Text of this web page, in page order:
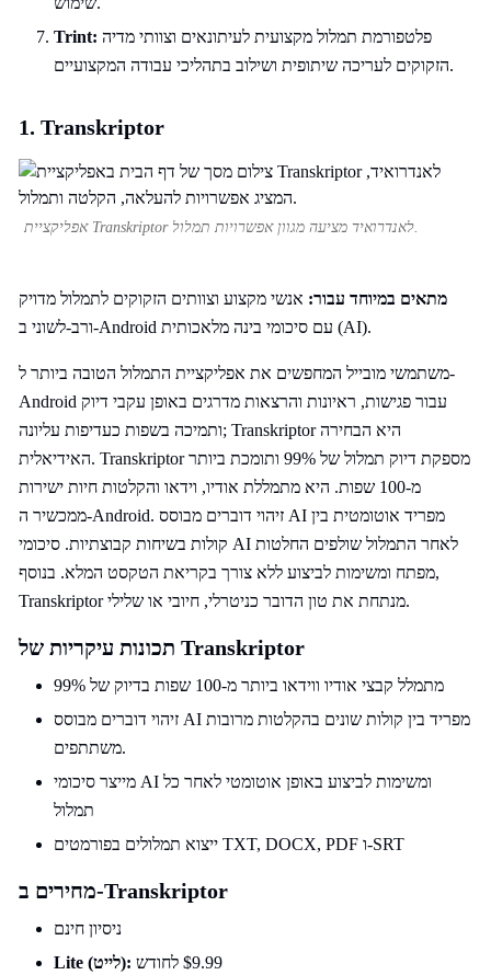
Trint:
הזקוקים לעריכה שיתופית ושילוב בתהליכי עבודה המקצועיים.
1. Transkriptor
אפליקציית Transkriptor לאנדרואיד מציעה מגוון אפשרויות תמלול.
מתאים במיוחד עבור: אנשי מקצוע וצוותים הזקוקים לתמלול מדויק
ורב-לשוני ב-Android עם סיכומי בינה מלאכותית (AI).
משתמשי מובייל המחפשים את אפליקציית התמלול הטובה ביותר ל-
Android עבור פגישות, ראיונות והרצאות מדרגים באופן עקבי דיוק
ותמיכה בשפות כעדיפות עליונה; Transkriptor היא הבחירה
האידיאלית. Transkriptor מספקת דיוק תמלול של 99% ותומכת ביותר
מ-100 שפות. היא מתמללת אודיו, וידאו והקלטות חיות ישירות
ממכשיר ה-Android. זיהוי דוברים מבוסס AI מפריד אוטומטית בין
קולות בשיחות קבוצתיות. סיכומי AI לאחר התמלול שולפים החלטות
מפתח ומשימות לביצוע ללא צורך בקריאת הטקסט המלא. בנוסף,
Transkriptor מנתחת את טון הדובר כניטרלי, חיובי או שלילי.
תכונות עיקריות של Transkriptor
מתמלל קבצי אודיו ווידאו ביותר מ-100 שפות בדיוק של 99%
זיהוי דוברים מבוסס AI מפריד בין קולות שונים בהקלטות מרובות
משתתפים.
מייצר סיכומי AI ומשימות לביצוע באופן אוטומטי לאחר כל
תמלול
ייצוא תמלולים בפורמטים TXT, DOCX, PDF ו-SRT
מחירים ב-Transkriptor
ניסיון חינם
Lite (לייט):
$9.99 לחודש